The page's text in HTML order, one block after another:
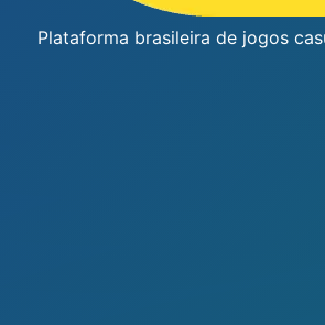
Plataforma brasileira de jogos